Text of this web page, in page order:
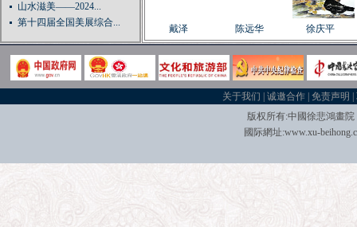
山水滋美——2024...
第十四届全国美展综合...
戴泽 陈远华 徐庆平
关于我们 |诚邀合作 |免责声明 |
版权所有:中國徐悲鴻畫
國际網址:www.xu-